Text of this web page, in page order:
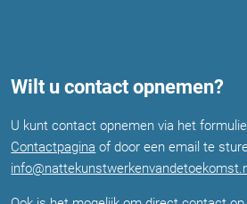
Wilt u contact opnemen?
U kunt contact opnemen via het
Contactpagina of door een email te